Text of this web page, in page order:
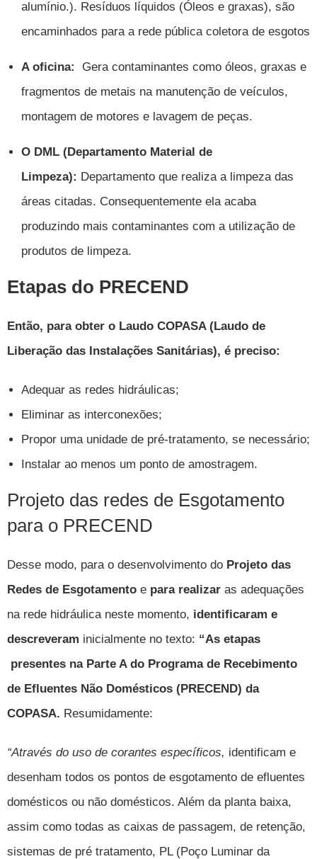
alumínio.). Resíduos líquidos (Óleos e graxas), são
encaminhados para a rede pública coletora de esgotos
A oficina:
Gera contaminantes como óleos, graxas e
fragmentos de metais na manutenção de veículos,
montagem de motores e lavagem de peças.
O DML (Departamento Material de
Limpeza): Departamento que realiza a limpeza das
áreas citadas. Consequentemente ela acaba
produzindo mais contaminantes com a utilização de
produtos de limpeza.
Etapas do PRECEND
Então, para obter o Laudo COPASA (Laudo de
Liberação das Instalações Sanitárias), é preciso:
Adequar as redes hidráulicas;
Eliminar as interconexões;
Propor uma unidade de pré-tratamento, se necessário;
Instalar ao menos um ponto de amostragem.
Projeto das redes de Esgotamento
para o PRECEND
Desse modo, para o desenvolvimento do Projeto das
Redes de Esgotamento e para realizar as adequações
na rede hidráulica neste momento, identificaram e
descreveram inicialmente no texto: “As etapas
presentes na Parte A do Programa de Recebimento
de Efluentes Não Domésticos (PRECEND) da
COPASA. Resumidamente:
“Através do uso de corantes específicos, identificam e
desenham todos os pontos de esgotamento de efluentes
domésticos ou não domésticos. Além da planta baixa,
assim como todas as caixas de passagem, de retenção,
sistemas de pré tratamento, PL (Poço Luminar da